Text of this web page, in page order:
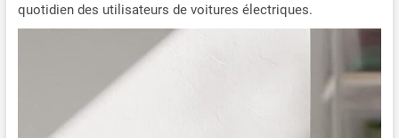
quotidien des utilisateurs de voitures électriques.